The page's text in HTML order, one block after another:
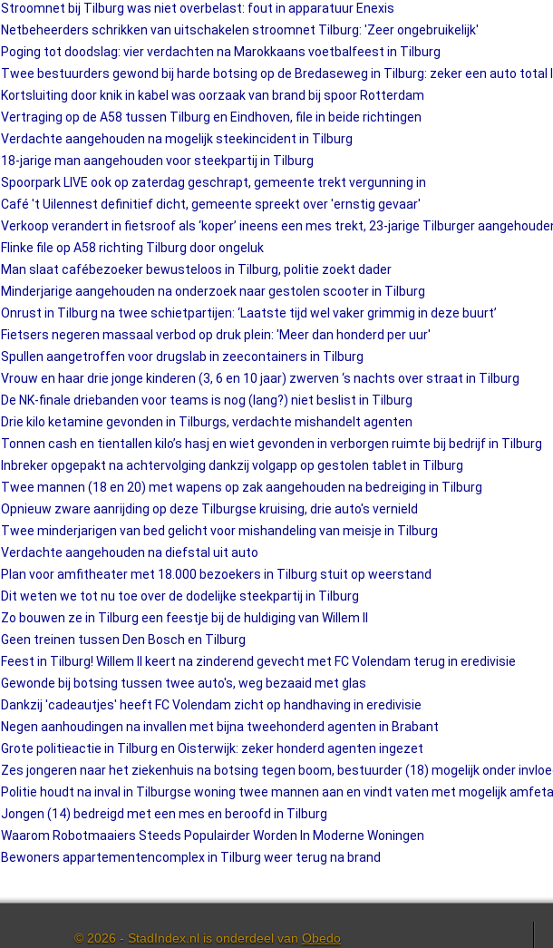
Stroomnet bij Tilburg was niet overbelast: fout in apparatuur Enexis
Netbeheerders schrikken van uitschakelen stroomnet Tilburg: 'Zeer ongebruikelijk'
Poging tot doodslag: vier verdachten na Marokkaans voetbalfeest in Tilburg
Twee bestuurders gewond bij harde botsing op de Bredaseweg in Tilburg: zeker een auto total
Kortsluiting door knik in kabel was oorzaak van brand bij spoor Rotterdam
Vertraging op de A58 tussen Tilburg en Eindhoven, file in beide richtingen
Verdachte aangehouden na mogelijk steekincident in Tilburg
18-jarige man aangehouden voor steekpartij in Tilburg
Spoorpark LIVE ook op zaterdag geschrapt, gemeente trekt vergunning in
Café 't Uilennest definitief dicht, gemeente spreekt over 'ernstig gevaar'
Verkoop verandert in fietsroof als ‘koper’ ineens een mes trekt, 23-jarige Tilburger
Flinke file op A58 richting Tilburg door ongeluk
Man slaat cafébezoeker bewusteloos in Tilburg, politie zoekt dader
Minderjarige aangehouden na onderzoek naar gestolen scooter in Tilburg
Onrust in Tilburg na twee schietpartijen: ‘Laatste tijd wel vaker grimmig in deze buurt’
Fietsers negeren massaal verbod op druk plein: 'Meer dan honderd per uur'
Spullen aangetroffen voor drugslab in zeecontainers in Tilburg
Vrouw en haar drie jonge kinderen (3, 6 en 10 jaar) zwerven ‘s nachts over straat in Tilburg
De NK-finale driebanden voor teams is nog (lang?) niet beslist in Tilburg
Drie kilo ketamine gevonden in Tilburgs, verdachte mishandelt agenten
Tonnen cash en tientallen kilo’s hasj en wiet gevonden in verborgen ruimte bij bedrijf in Tilburg
Inbreker opgepakt na achtervolging dankzij volgapp op gestolen tablet in Tilburg
Twee mannen (18 en 20) met wapens op zak aangehouden na bedreiging in Tilburg
Opnieuw zware aanrijding op deze Tilburgse kruising, drie auto's vernield
Twee minderjarigen van bed gelicht voor mishandeling van meisje in Tilburg
Verdachte aangehouden na diefstal uit auto
Plan voor amfithea­ter met 18.000 bezoekers in Tilburg stuit op weerstand
Dit weten we tot nu toe over de dodelijke steekpar­tij in Tilburg
Zo bouwen ze in Tilburg een feestje bij de huldiging van Willem II
Geen treinen tussen Den Bosch en Tilburg
Feest in Tilburg! Willem II keert na zinderend gevecht met FC Volendam terug in eredivisie
Gewonde bij botsing tussen twee auto's, weg bezaaid met glas
Dankzij 'cadeautjes' heeft FC Volendam zicht op handhaving in eredivisie
Negen aanhoudingen na invallen met bijna tweehonderd agenten in Brabant
Grote politieactie in Tilburg en Oisterwijk: zeker honderd agenten ingezet
Zes jongeren naar het ziekenhuis na botsing tegen boom, bestuurder (18) mogelijk onder
Politie houdt na inval in Tilburgse woning twee mannen aan en vindt vaten met mogelijk
Jongen (14) bedreigd met een mes en beroofd in Tilburg
Waarom Robotmaaiers Steeds Populairder Worden In Moderne Woningen
Bewoners appartementencomplex in Tilburg weer terug na brand
© 2026 - StadIndex.nl is onderdeel van Obedo